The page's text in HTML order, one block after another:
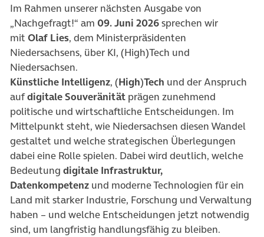
Im Rahmen unserer nächsten Ausgabe von
„Nachgefragt!“ am 09. Juni 2026sprechen wir
mit Olaf Lies, dem Ministerpräsidenten
Niedersachsens, über KI, (High)Tech und
Niedersachsen.
Künstliche Intelligenz, (High)Tech und der Anspruch
aufdigitale Souveränität prägen zunehmend
politische und wirtschaftliche Entscheidungen. Im
Mittelpunkt steht, wie Niedersachsen diesen Wandel
gestaltet und welche strategischen Überlegungen
dabei eine Rolle spielen. Dabei wird deutlich, welche
Bedeutung digitale Infrastruktur,
Datenkompetenz und moderne Technologien für ein
Land mit starker Industrie, Forschung und Verwaltung
haben – und welche Entscheidungen jetzt notwendig
sind, um langfristig handlungsfähig zu bleiben.